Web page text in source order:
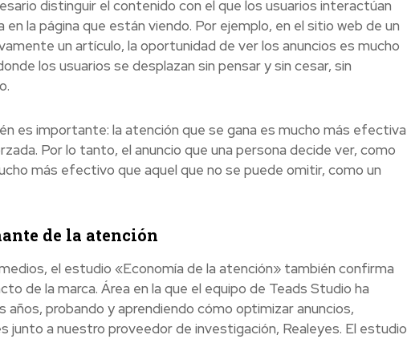
distinguir el contenido con el que los usuarios interactúan
la página que están viendo. Por ejemplo, en el sitio web de un
un artículo, la oportunidad de ver los anuncios es mucho
los usuarios se desplazan sin pensar y sin cesar, sin
es importante: la atención que se gana es mucho más efectiva
Por lo tanto, el anuncio que una persona decide ver, como
más efectivo que aquel que no se puede omitir, como un
de la atención
el estudio «Economía de la atención» también confirma
de la marca. Área en la que el equipo de Teads Studio ha
probando y aprendiendo cómo optimizar anuncios,
junto a nuestro proveedor de investigación, Realeyes. El estudio